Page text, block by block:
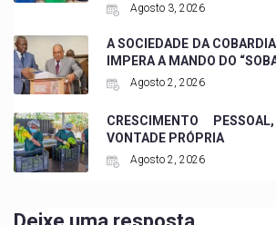
Agosto 3, 2026
A SOCIEDADE DA
IMPERA A MANDO DO
Agosto 2, 2026
CRESCIMENTO
VONTADE PRÓPRIA
Agosto 2, 2026